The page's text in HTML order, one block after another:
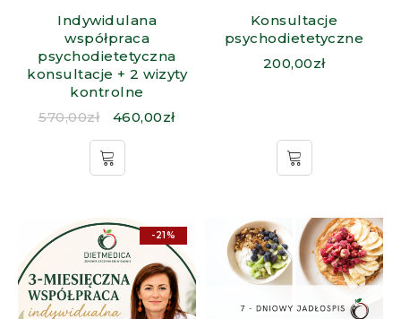
Indywidulana
współpraca
psychodietetyczna
konsultacje + 2 wizyty
kontrolne
570,00zł 460,00zł
Konsultacje
psychodietetyczne
200,00zł
-21%